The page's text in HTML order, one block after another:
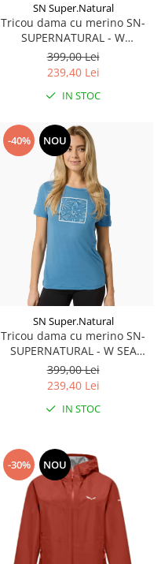
SN Super.Natural
Tricou dama cu merino SN-
SUPERNATURAL - W
ORNAMENT TEE - Lagoon
Green/Pacific/Feather Grey
399,00 Lei
239,40 Lei
IN STOC
-40% NOU
SN Super.Natural
Tricou dama cu merino SN-
SUPERNATURAL - W SEA
URCHIN TEE - Blue
Heaven/Blue Heaven/White
Stone
399,00 Lei
239,40 Lei
IN STOC
-30% NOU